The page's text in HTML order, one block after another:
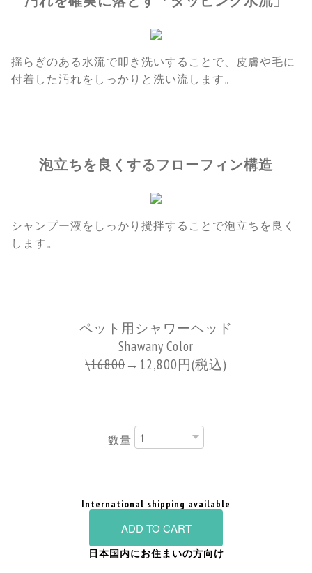
揺らぎのある水流で叩き洗いすることで、皮膚や毛に
付着した汚れをしっかりと洗い流します。
泡立ちを良くするフローフィン構造
シャンプー液をしっかり攪拌することで泡立ちを良く
します。
ペット用シャワーヘッド
Shawany Color
\16800→ 12,800円(税込)
数量
International shipping available
ADD TO CART
日本国内にお住まいの方向け